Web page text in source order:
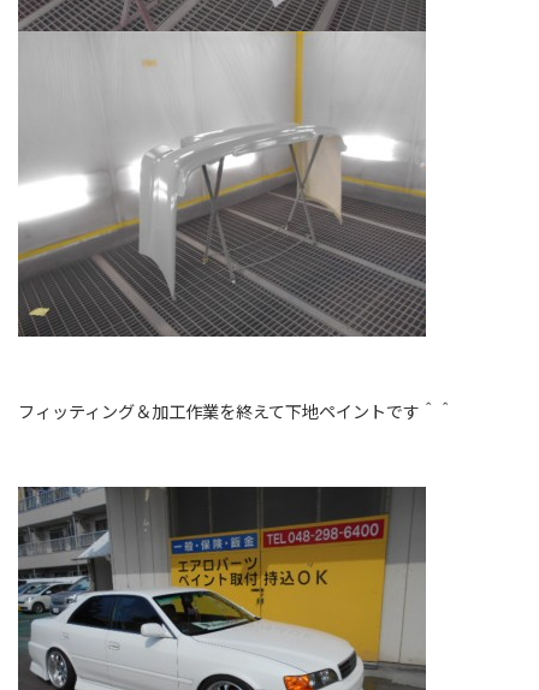
フィッティング＆加工作業を終えて下地ペイントです＾＾